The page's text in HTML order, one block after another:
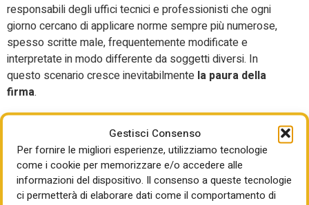
Gestisci Consenso
Per fornire le migliori esperienze, utilizziamo tecnologie
come i cookie per memorizzare e/o accedere alle
informazioni del dispositivo. Il consenso a queste tecnologie
ci permetterà di elaborare dati come il comportamento di
responsabili degli uffici tecnici e professionisti che ogni
giorno cercano di applicare norme sempre più numerose,
spesso scritte male, frequentemente modificate e
interpretate in modo differente da soggetti diversi. In
questo scenario cresce inevitabilmente la paura della
firma.
E quando cresce la paura della firma si ferma tutto, si
rallentano i procedimenti, si bloccano gli investimenti, si
rinviano le decisioni, si moltiplicano le richieste di pareri e
dunque si preferisce non decidere. Perché ilrischio
personale diventa più grande del beneficio collettivo
e per quei pochi denari di retribuzione del famoso “posto